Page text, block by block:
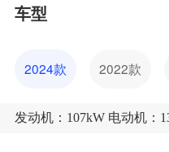
车型
2024款 2022款
发动机：107kW 电动机：